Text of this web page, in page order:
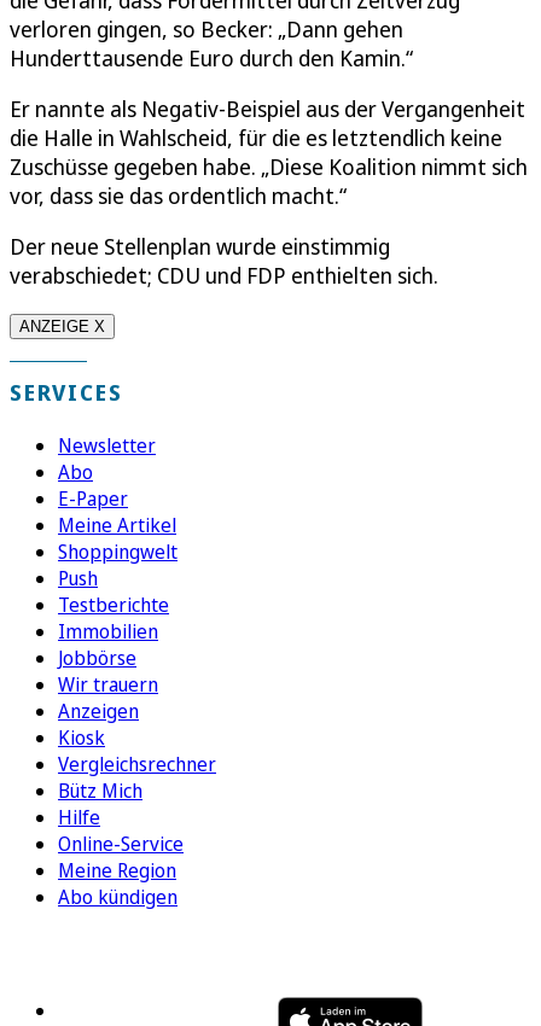
verloren gingen, so Becker: „Dann gehen
Hunderttausende Euro durch den Kamin.“
Er nannte als Negativ-Beispiel aus der Vergangenheit
die Halle in Wahlscheid, für die es letztendlich keine
Zuschüsse gegeben habe. „Diese Koalition nimmt sich
vor, dass sie das ordentlich macht.“
Der neue Stellenplan wurde einstimmig
verabschiedet; CDU und FDP enthielten sich.
ANZEIGE X
SERVICES
Newsletter
Abo
E-Paper
Meine Artikel
Shoppingwelt
Push
Testberichte
Immobilien
Jobbörse
Wir trauern
Anzeigen
Kiosk
Vergleichsrechner
Bütz Mich
Hilfe
Online-Service
Meine Region
Abo kündigen